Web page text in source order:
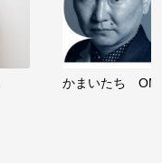
かまいたち